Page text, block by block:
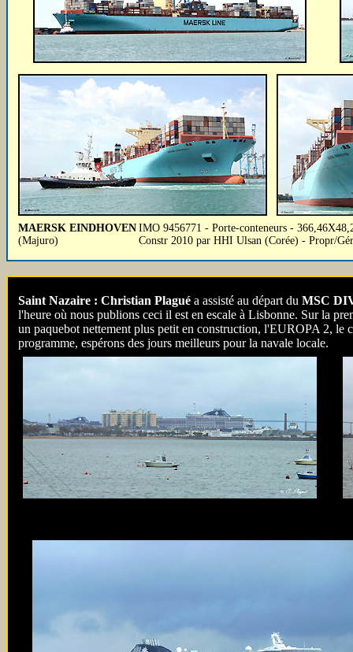
MAERSK EINDHOVEN
(Majuro)
IMO 9456771 - Porte-conteneurs -
Constr 2010 par HHI Ulsan (Corée) - Propr/
Saint Nazaire : Christian Plagué a assisté au départ du MSC
l'heure où nous publions ceci il est en escale à Lisbonne. Sur la
un paquebot nettement plus petit en construction, l'EUROPA 2, le
programme, espérons des jours meilleurs pour la navale locale.